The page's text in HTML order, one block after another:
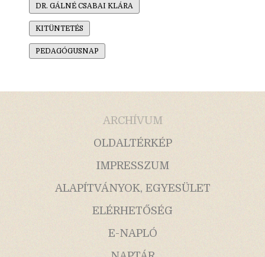
DR. GÁLNÉ CSABAI KLÁRA
KITÜNTETÉS
PEDAGÓGUSNAP
ARCHÍVUM
OLDALTÉRKÉP
IMPRESSZUM
ALAPÍTVÁNYOK, EGYESÜLET
ELÉRHETŐSÉG
E-NAPLÓ